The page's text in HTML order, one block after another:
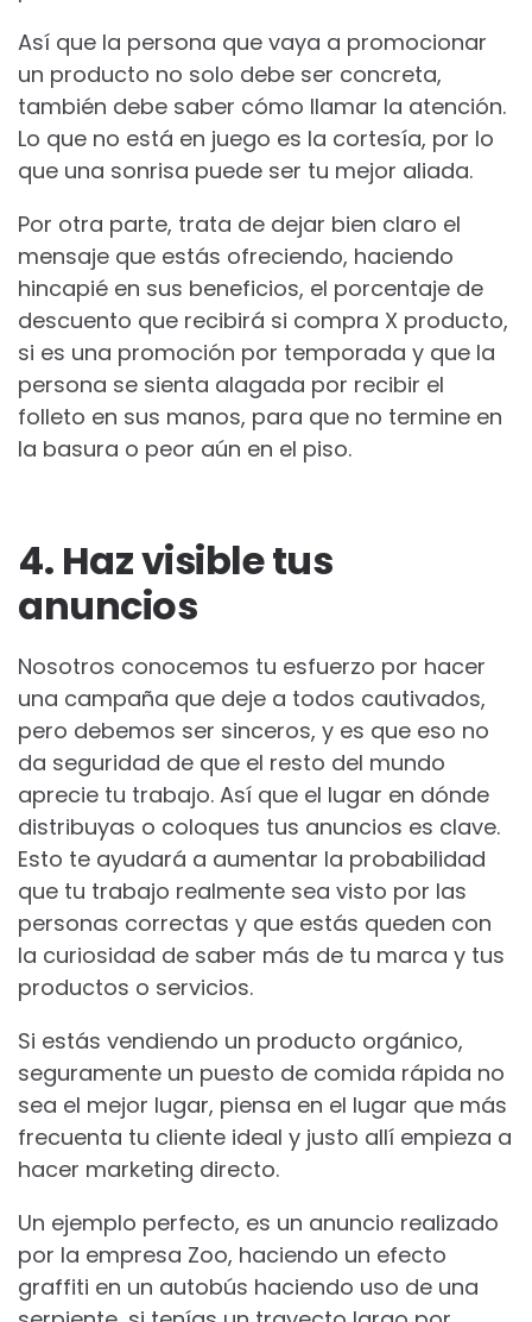
Así que la persona que vaya a promocionar
un producto no solo debe ser concreta,
también debe saber cómo llamar la atención.
Lo que no está en juego es la cortesía, por lo
que una sonrisa puede ser tu mejor aliada.
Por otra parte, trata de dejar bien claro el
mensaje que estás ofreciendo, haciendo
hincapié en sus beneficios, el porcentaje de
descuento que recibirá si compra X producto,
si es una promoción por temporada y que la
persona se sienta alagada por recibir el
folleto en sus manos, para que no termine en
la basura o peor aún en el piso.
4. Haz visible tus
anuncios
Nosotros conocemos tu esfuerzo por hacer
una campaña que deje a todos cautivados,
pero debemos ser sinceros, y es que eso no
da seguridad de que el resto del mundo
aprecie tu trabajo. Así que el lugar en dónde
distribuyas o coloques tus anuncios es clave.
Esto te ayudará a aumentar la probabilidad
que tu trabajo realmente sea visto por las
personas correctas y que estás queden con
la curiosidad de saber más de tu marca y tus
productos o servicios.
Si estás vendiendo un producto orgánico,
seguramente un puesto de comida rápida no
sea el mejor lugar, piensa en el lugar que más
frecuenta tu cliente ideal y justo allí empieza a
hacer marketing directo.
Un ejemplo perfecto, es un anuncio realizado
por la empresa Zoo, haciendo un efecto
graffiti en un autobús haciendo uso de una